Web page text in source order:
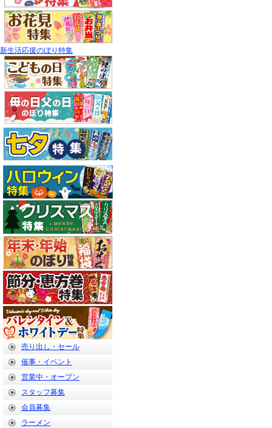
新生活応援のぼり特集
売り出し・セール
催事・イベント
営業中・オープン
スタッフ募集
会員募集
ラーメン